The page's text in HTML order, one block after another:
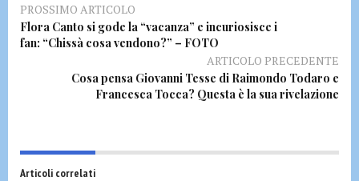
PROSSIMO ARTICOLO
Flora Canto si gode la “vacanza” e incuriosisce i
fan: “Chissà cosa vendono?” – FOTO
ARTICOLO PRECEDENTE
Cosa pensa Giovanni Tesse di Raimondo Todaro e
Francesca Tocca? Questa è la sua rivelazione
Articoli correlati